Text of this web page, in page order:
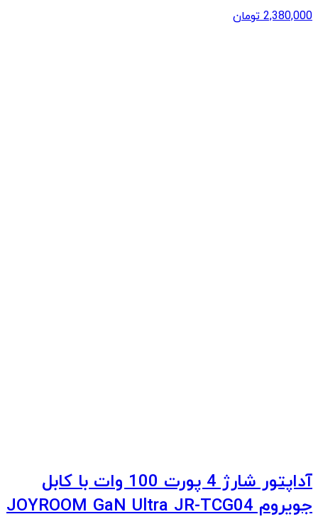
2,380,000 تومان
آداپتور شارژ 4 پورت 100 وات با کابل
جویروم JOYROOM GaN Ultra JR-TCG04